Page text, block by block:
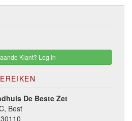
Klant? Log In
De Beste Zet
Best